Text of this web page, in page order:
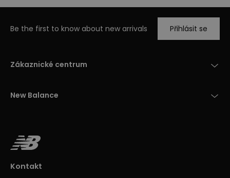
Be the first to know about new arrivals Přihlásit se
Zákaznické centrum
New Balance
Kontakt